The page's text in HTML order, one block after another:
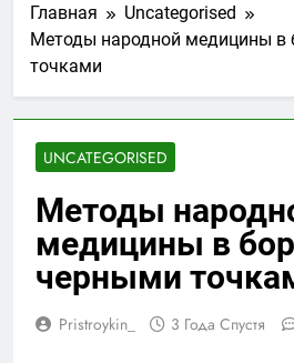
Главная
Uncategorised
Методы народной медицины в
точками
UNCATEGORISED
Методы
медицины в
черными
Pristroykin_ 3 Года Спустя